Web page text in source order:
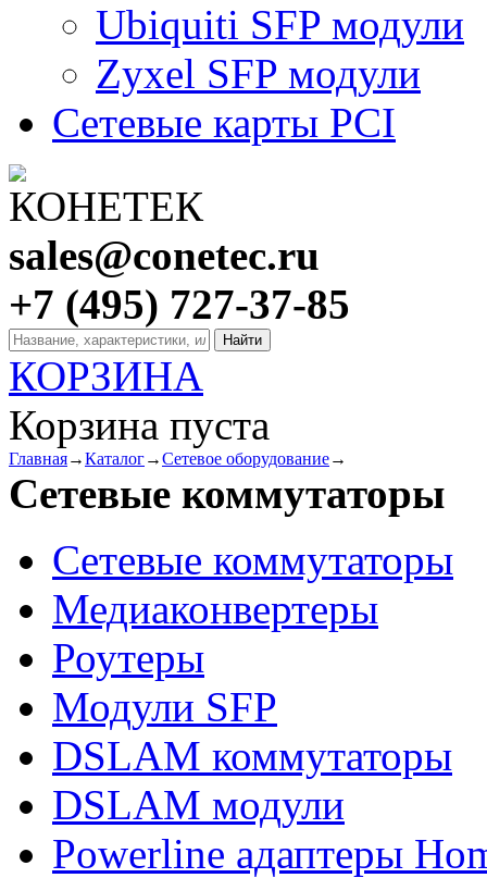
Ubiquiti SFP модули
Zyxel SFP модули
Сетевые карты PCI
sales@conetec.ru
+7 (495) 727-37-85
КОРЗИНА
Корзина пуста
Главная→Каталог→Сетевое оборудование→
Сетевые коммутаторы
Сетевые коммутаторы
Медиаконвертеры
Роутеры
Модули SFP
DSLAM коммутаторы
DSLAM модули
Powerline адаптеры